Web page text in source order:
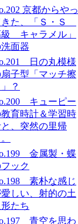
京都からやっ
きた、「Ｓ・Ｓ
キャラメル」
面器
日の丸模様
子型「マッチ擦
？
キューピー
育時計＆学習時
、突然の里帰
金属製・蝶
ック
素朴な感じ
しい、射的の土
形たち
青空を思わ